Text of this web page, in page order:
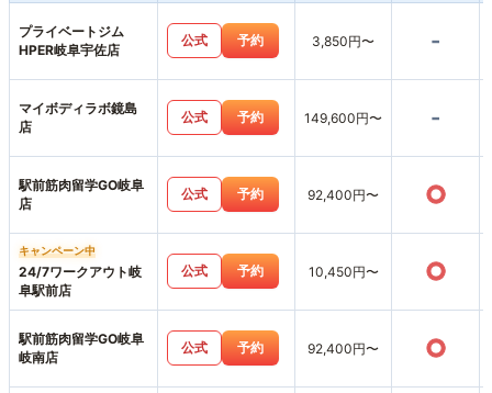
プライベートジム
HPER岐阜宇佐店
公式 予約 3,850円〜 -
マイボディラボ鏡島
店
公式 予約 149,600円〜 -
駅前筋肉留学GO岐阜
店
公式 予約 92,400円〜 ○
キャンペーン中
24/7ワークアウト岐
阜駅前店
公式 予約 10,450円〜 ○
駅前筋肉留学GO岐阜
岐南店
公式 予約 92,400円〜 ○